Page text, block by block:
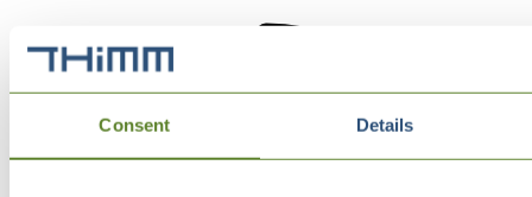
Consent Details